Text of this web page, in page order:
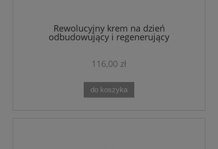
Rewolucyjny krem na dzień
odbudowujący i regenerujący
ANTIDOTUM CREAM 50ML Theo Marvee
116,00 zł
do koszyka